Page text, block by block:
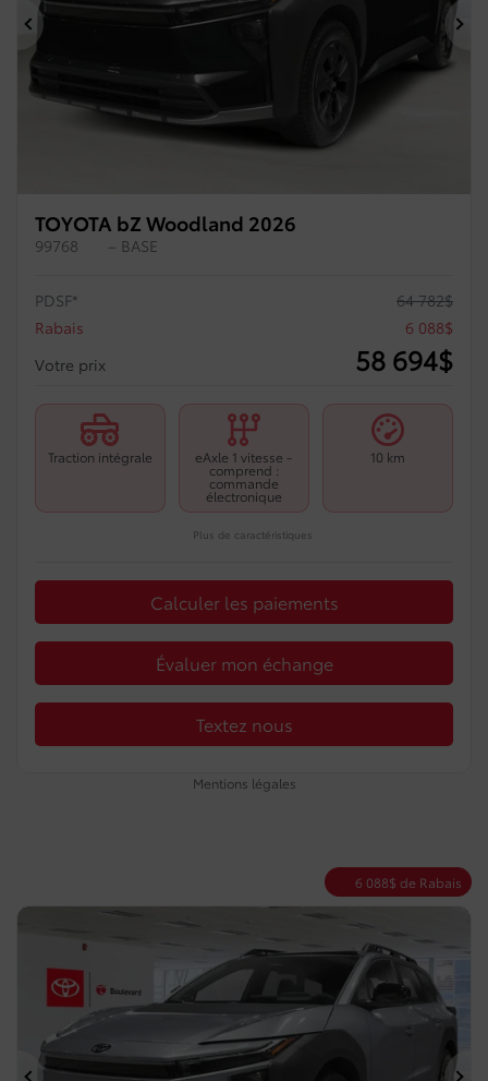
Précédent
TOYOTA bZ Woodland 2026
99768 – BASE
PDSF* 64 782$
Rabais
6 088$
Votre prix
58 694$
Traction intégrale eAxle 1 vitesse -
comprend :
commande
électronique
10 km
Plus de caractéristiques
Calculer les paiements
Évaluer mon échange
Textez nous
Mentions légales
6 088$ de Rabais